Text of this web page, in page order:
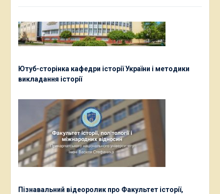
Ютуб-сторінка кафедри історії України і методики
викладання історії
Пізнавальний відеоролик про Факультет історії,